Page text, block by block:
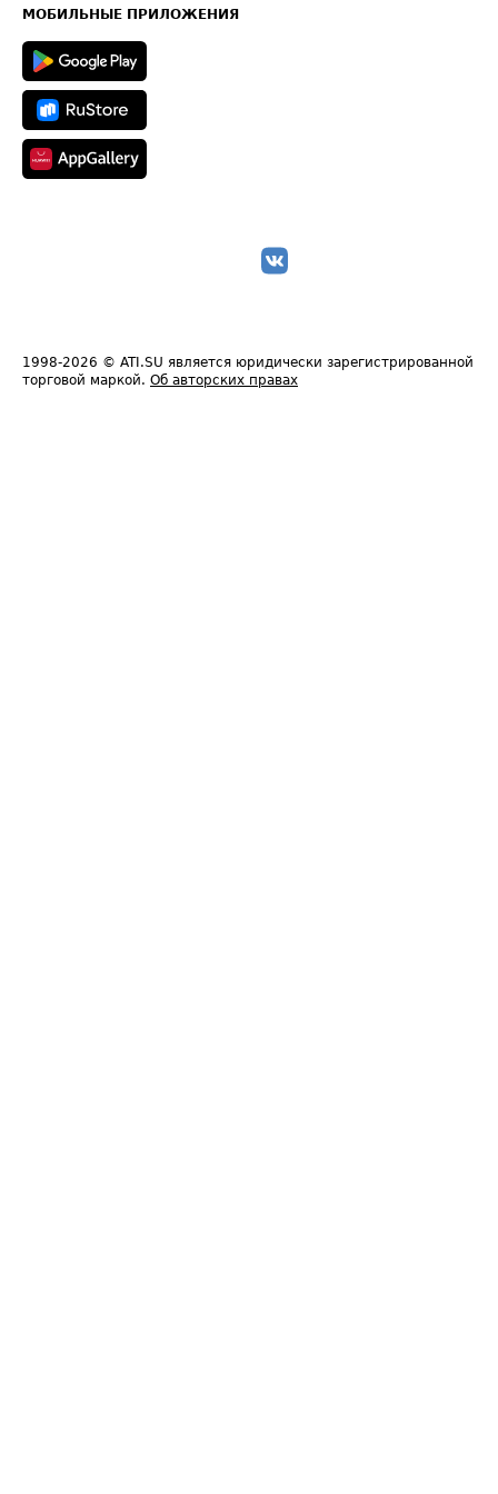
Техническая информация
МОБИЛЬНЫЕ ПРИЛОЖЕНИЯ
1998-2026 © ATI.SU является юридически зарегистрированной
торговой маркой. Об авторских правах